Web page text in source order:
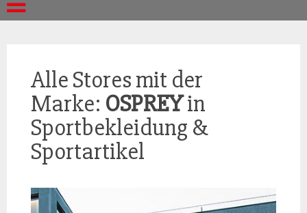
Alle Stores mit der
Marke: OSPREYin
Sportbekleidung &
Sportartikel